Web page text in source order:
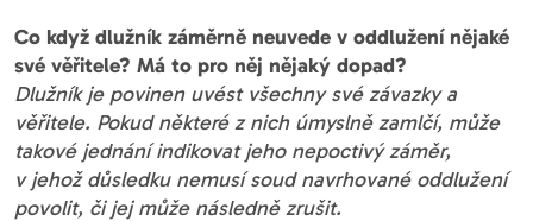
Co když dlužník záměrně neuvede v oddlužení nějaké
své věřitele? Má to pro něj nějaký dopad?
Dlužník je povinen uvést všechny své závazky a
věřitele. Pokud některé z nich úmyslně zamlčí, může
takové jednání indikovat jeho nepoctivý záměr,
v jehož důsledku nemusí soud navrhované oddlužení
povolit, či jej může následně zrušit.